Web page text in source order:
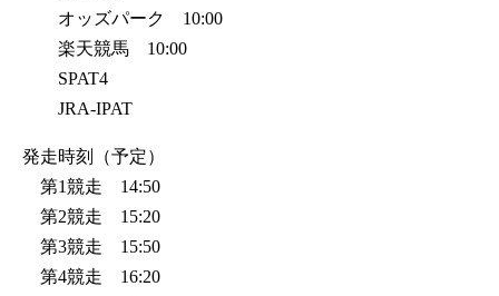
オッズパーク 10:00
楽天競馬 10:00
SPAT4
JRA-IPAT
発走時刻（予定）
第1競走 14:50
第2競走 15:20
第3競走 15:50
第4競走 16:20